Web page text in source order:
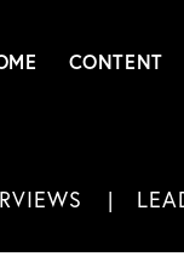
CONTENT